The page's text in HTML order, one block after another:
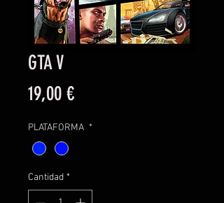
GTA V
19,00 €Precio
PLATAFORMA *
Cantidad *